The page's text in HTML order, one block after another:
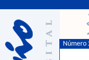
Número